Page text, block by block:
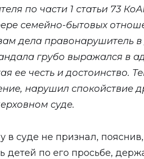
по части 1 статьи 73
семейно-бытовых
дела правонарушитель
грубо выражался в
ее честь и достоинство.
нарушил спокойствие
суде.
в суде не признал,
детей по его просьбе,